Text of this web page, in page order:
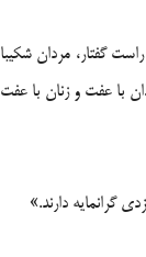
گفتار، مردان شكيبا
با عفت و زنان با عفت
گرانمايه دارند.»